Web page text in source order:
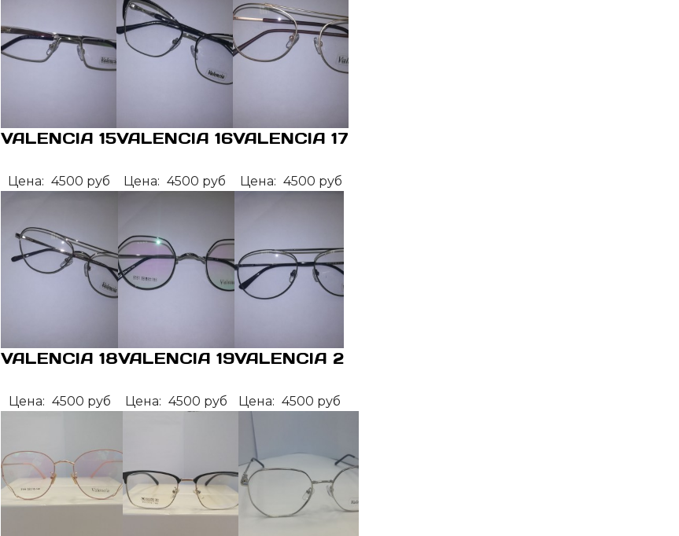
VALENCIA 15
Цена: 4500 руб
VALENCIA 16
Цена: 4500 руб
VALENCIA 17
Цена: 4500 руб
VALENCIA 18
Цена: 4500 руб
VALENCIA 19
Цена: 4500 руб
VALENCIA 2
Цена: 4500 руб